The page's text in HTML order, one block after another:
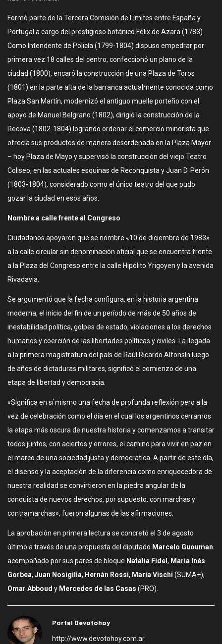
Formó parte de la Tercera Comisión de Límites entre España y
Portugal a cargo del prestigioso botánico Félix de Azara (1783).
Como Intendente de Policía (1799-1804) dispuso empedrar por
primera vez 18 calles del centro, confeccionó un plano de la
ciudad (1800), encaró la construcción de una Plaza de Toros
(1801) en la parte alta de la barranca actualmente conocida como
Plaza San Martín, modernizó el antiguo muelle porteño con el
apoyo de Manuel Belgrano (1802), dirigió la construcción de la
Recova (1802-1804) logrando ordenar el comercio minorista que
ofrecía sus productos de manera desordenada en la Plaza Mayor
– hoy Plaza de Mayo y supervisó la construcción del viejo Teatro
Coliseo, en las actuales esquinas de Reconquista y Juan D. Perón
(1803-1804), considerado como el único teatro del que pudo
gozar la ciudad en esos años.
Nombre a calle frente al Congreso
Ciudadanos apoyaron que se nombre «10 de diciembre de 1983»
a la calle circular sin denominación oficial que se encuentra frente
a la Plaza del Congreso entre la calle Hipólito Yrigoyen y la avenida
Rivadavia.
Se argumentó que la fecha configura, en la historia argentina
moderna, el inicio del fin de un período de más de 50 años de
inestabilidad política, golpes de estado, violaciones a los derechos
humanos y coerción de las libertades políticas y civiles. La llegada
a la primera magistratura del país de Raúl Ricardo Alfonsín luego
de años de dictaduras militares, significó el comienzo de una
etapa de libertad y democracia.
«Significa en sí mismo una fecha de profunda reflexión pero a la
vez de celebración como el día en el cual los argentinos cerramos
la etapa más oscura de nuestra historia y comenzamos a transitar
todos juntos, con aciertos y errores, el camino para vivir en paz en
el marco de una sociedad justa y democrática. A partir de este día,
el disenso y la aceptación de la diferencia como enriquecedora de
nuestra realidad se convirtieron en la piedra angular de la
conquista de nuevos derechos, por supuesto, con marchas y
contramarchas», fueron algunas de las afirmaciones.
La aprobación en primera lectura se concretó el 3 de agosto
último a través de una propuesta del diputado Marcelo Guouman
acompañado por sus pares de bloque Natalia Fidel , María Inés
Gorbea, Juan Nosigilia, Hernán Rossi, María Vischi (SUMA+),
Omar Abboud y Mercedes de las Casas (PRO).
Portal Devotohoy
http://www.devotohoy.com.ar